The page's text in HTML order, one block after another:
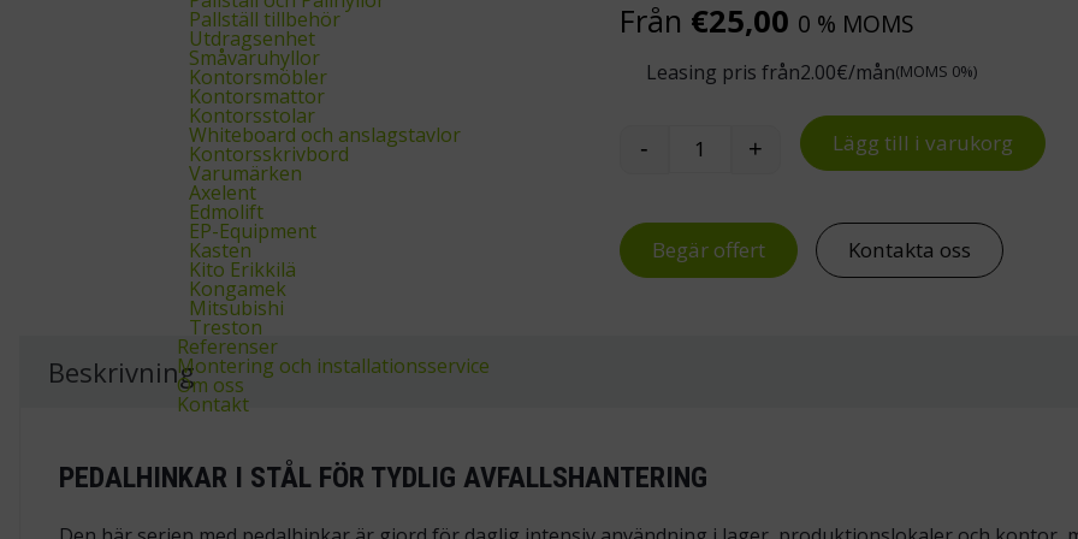
Pallställ tillbehör
Utdragsenhet
Småvaruhyllor
Kontorsmöbler
Kontorsmattor
Kontorsstolar
Whiteboard och anslagstavlor
Kontorsskrivbord
Varumärken
Axelent
Edmolift
EP-Equipment
Kasten
Kito Erikkilä
Kongamek
Mitsubishi
Treston
Referenser
Montering och installationsservice
Om oss
Kontakt
Från €25,00 0 % MOMS
Leasing pris från2.00€/mån(MOMS 0%)
Pedalhinkar mängd
- + Lägg till i varukorg
Begär offert Kontakta oss
Beskrivning
PEDALHINKAR I STÅL FÖR TYDLIG AVFALLSHANTERING